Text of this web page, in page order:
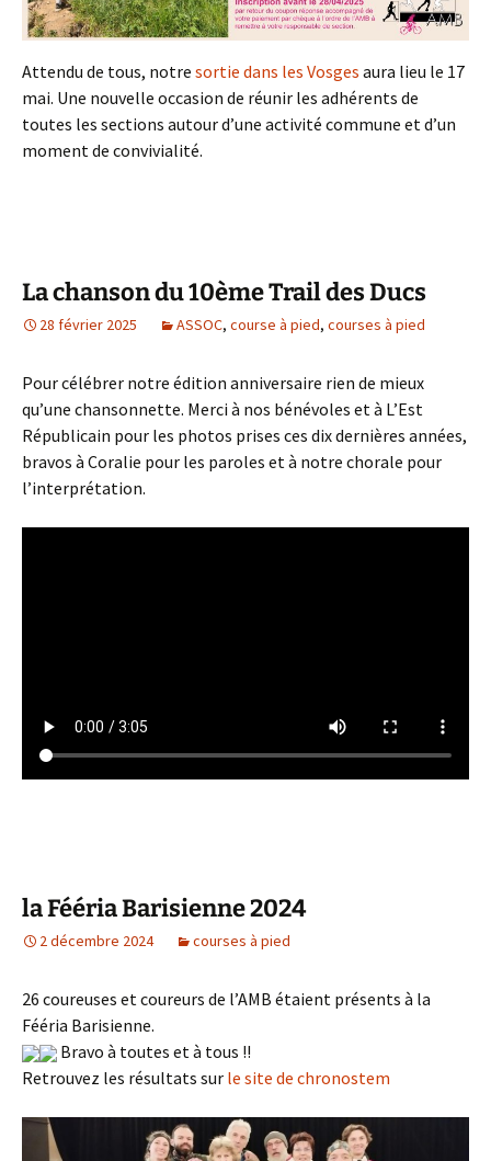
Attendu de tous, notre sortie dans les Vosges aura lieu le 17
mai. Une nouvelle occasion de réunir les adhérents de
toutes les sections autour d’une activité commune et d’un
moment de convivialité.
La chanson du 10ème Trail des Ducs
28 février 2025 ASSOC, course à pied, courses à pied
Pour célébrer notre édition anniversaire rien de mieux
qu’une chansonnette. Merci à nos bénévoles et à L’Est
Républicain pour les photos prises ces dix dernières années,
bravos à Coralie pour les paroles et à notre chorale pour
l’interprétation.
la Fééria Barisienne 2024
2 décembre 2024 courses à pied
26 coureuses et coureurs de l’AMB étaient présents à la
Fééria Barisienne.
Bravo à toutes et à tous !!
Retrouvez les résultats sur le site de chronostem